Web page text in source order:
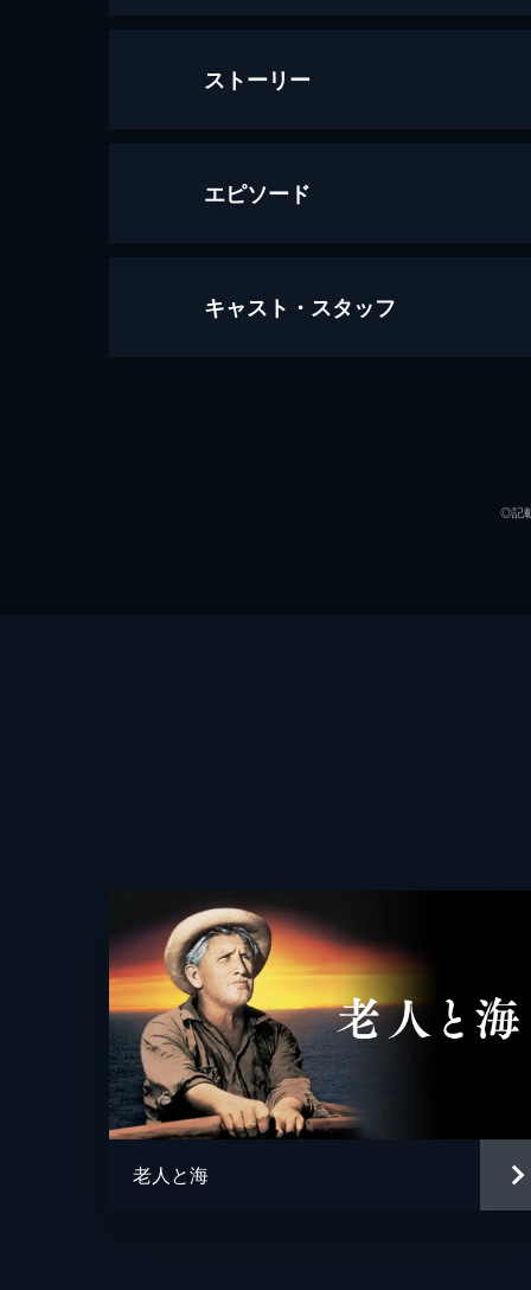
ストーリー
エピソード
戦場にかける橋
キャスト・スタッフ
監督
脚本
◎記
老人と海